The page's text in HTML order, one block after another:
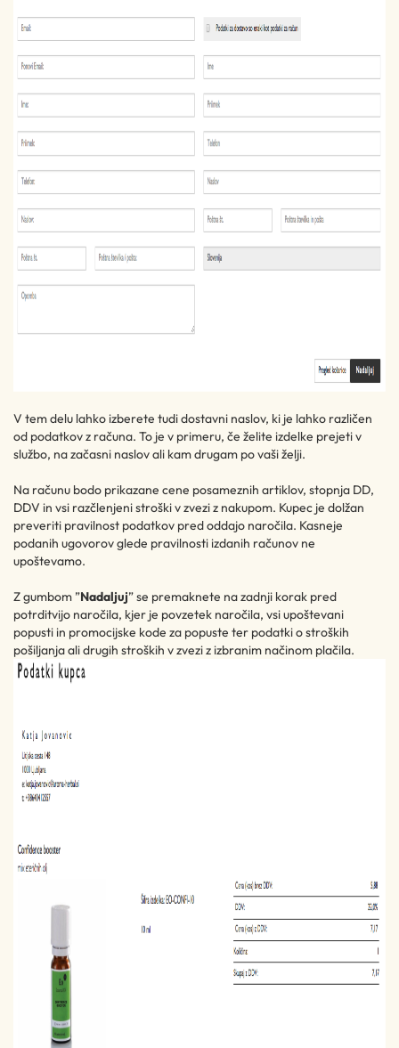
V tem delu lahko izberete tudi dostavni naslov, ki je lahko različen
od podatkov z računa. To je v primeru, če želite izdelke prejeti v
službo, na začasni naslov ali kam drugam po vaši želji.
Na računu bodo prikazane cene posameznih artiklov, stopnja DD,
DDV in vsi razčlenjeni stroški v zvezi z nakupom. Kupec je dolžan
preveriti pravilnost podatkov pred oddajo naročila. Kasneje
podanih ugovorov glede pravilnosti izdanih računov ne
upoštevamo.
Z gumbom ”Nadaljuj” se premaknete na zadnji korak pred
potrditvijo naročila, kjer je povzetek naročila, vsi upoštevani
popusti in promocijske kode za popuste ter podatki o stroških
pošiljanja ali drugih stroških v zvezi z izbranim načinom plačila.